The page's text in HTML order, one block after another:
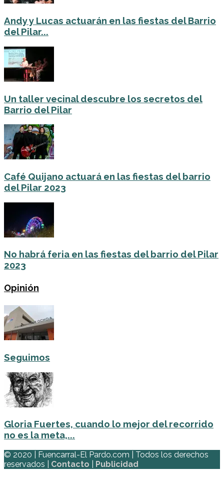
Andy y Lucas actuarán en las fiestas del Barrio
del Pilar...
Un taller vecinal descubre los secretos del
Barrio del Pilar
Café Quijano actuará en las fiestas del barrio
del Pilar 2023
No habrá feria en las fiestas del barrio del Pilar
2023
Opinión
Seguimos
Gloria Fuertes, cuando lo mejor del recorrido
no es la meta,...
© 2020 | Fuencarral-El Pardo.com | Todos los derechos
reservados | Contacto Publicidad